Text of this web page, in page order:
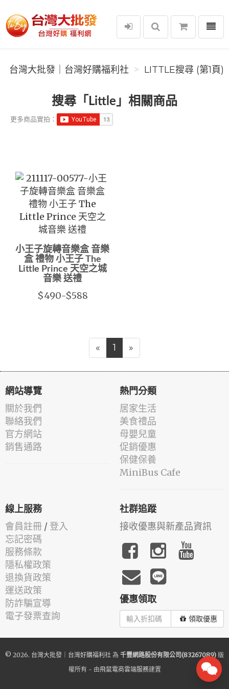
台灣大批發｜台灣好購福利社
選單
台灣大批發｜台灣好購福利社 LITTLE搜尋 (第1頁)
搜尋「Little」相關商品
更多商品實拍：
小王子旋轉音樂盒 音樂
盒 禮物 小王子 The
Little Prince 天空之城
音樂 送禮
$490-$588
« 1 »
網站導覽
關於我們
聯絡我們
官方網站
銷售通路
熱門分類
居家生活
美食禮品
母嬰兒童
促銷優惠
保健保養
MiniBus Cafe
線上服務
會員註冊 / 登入
忘記密碼
服務條款
隱私權政策
退換貨政策
運送政策
防詐騙宣導
電子發票查詢
社群追蹤
接收優惠與新產品資訊
優惠領取
領取優惠
© 2026. 台灣大批發｜台灣好購福利社 為 千豐網路股份有限公司(83267089) 版
權所有 - 由飛鼠電商雲端服務建置